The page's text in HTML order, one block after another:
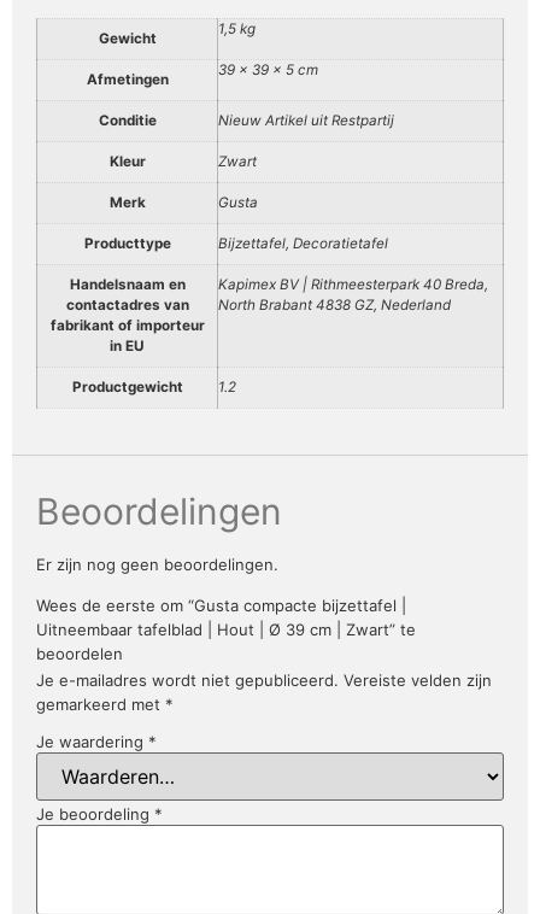
Gewicht
1,5 kg
Afmetingen
39 × 39 × 5 cm
Conditie Nieuw Artikel uit Restpartij
Kleur Zwart
Merk Gusta
Producttype Bijzettafel, Decoratietafel
Handelsnaam en
contactadres van
fabrikant of importeur
in EU
Kapimex BV | Rithmeesterpark 40 Breda,
North Brabant 4838 GZ, Nederland
Productgewicht 1.2
Beoordelingen
Er zijn nog geen beoordelingen.
Wees de eerste om “Gusta compacte bijzettafel |
Uitneembaar tafelblad | Hout | Ø 39 cm | Zwart” te
beoordelen
Je e-mailadres wordt niet gepubliceerd. Vereiste velden zijn
gemarkeerd met *
Je waardering *
Je beoordeling *